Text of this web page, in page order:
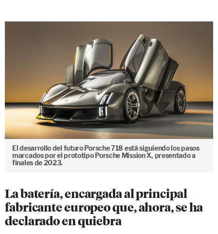
El desarrollo del futuro Porsche 718 está siguiendo los pasos
marcados por el prototipo Porsche Mission X, presentado a
finales de 2023.
La batería, encargada al principal
fabricante europeo que, ahora, se ha
declarado en quiebra